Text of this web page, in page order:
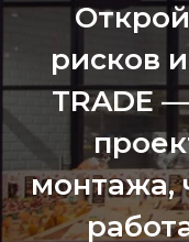
рисков
TRADE
монтажа,